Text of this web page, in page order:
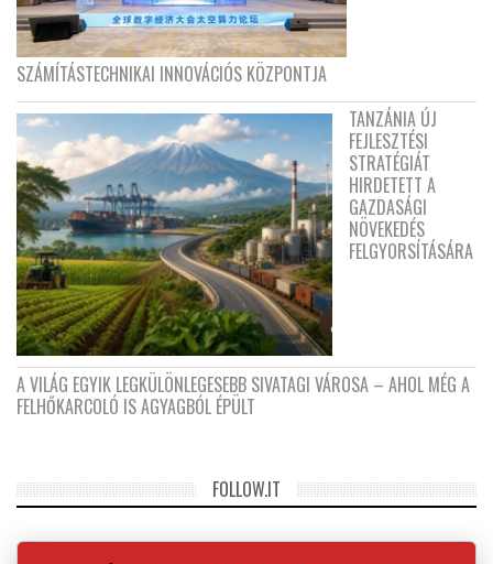
SZÁMÍTÁSTECHNIKAI INNOVÁCIÓS KÖZPONTJA
TANZÁNIA ÚJ
FEJLESZTÉSI
STRATÉGIÁT
HIRDETETT A
GAZDASÁGI
NÖVEKEDÉS
FELGYORSÍTÁSÁRA
A VILÁG EGYIK LEGKÜLÖNLEGESEBB SIVATAGI VÁROSA – AHOL MÉG A
FELHŐKARCOLÓ IS AGYAGBÓL ÉPÜLT
FOLLOW.IT